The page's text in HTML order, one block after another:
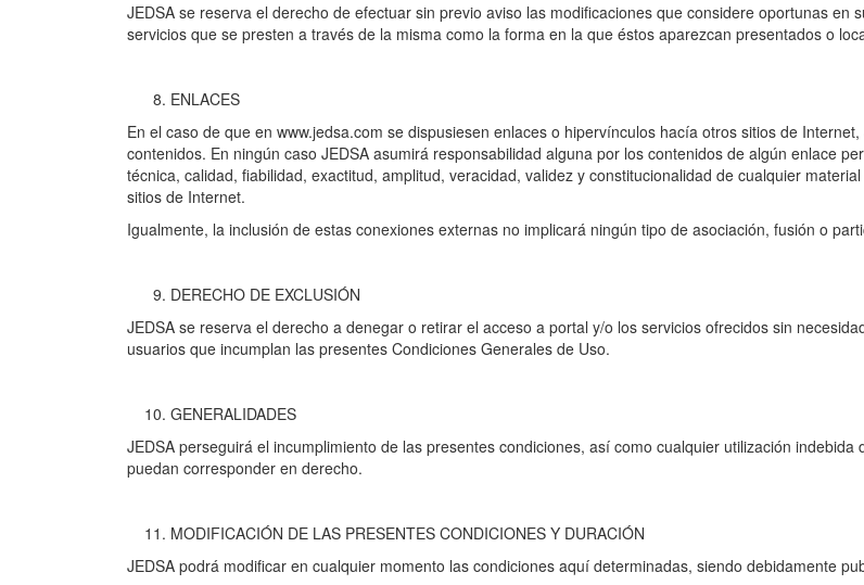
JEDSA se reserva el derecho de efectuar sin previo aviso las modificaciones que considere oportunas
servicios que se presten a través de la misma como la forma en la que éstos aparezcan presentados o
ENLACES
En el caso de que en www.jedsa.com se dispusiesen enlaces o hipervínculos hacía otros sitios de
contenidos. En ningún caso JEDSA asumirá responsabilidad alguna por los contenidos de algún enlace
técnica, calidad, fiabilidad, exactitud, amplitud, veracidad, validez y constitucionalidad de cualquier
sitios de Internet.
Igualmente, la inclusión de estas conexiones externas no implicará ningún tipo de asociación, fusión o
DERECHO DE EXCLUSIÓN
JEDSA se reserva el derecho a denegar o retirar el acceso a portal y/o los servicios ofrecidos sin
usuarios que incumplan las presentes Condiciones Generales de Uso.
GENERALIDADES
JEDSA perseguirá el incumplimiento de las presentes condiciones, así como cualquier utilización
puedan corresponder en derecho.
MODIFICACIÓN DE LAS PRESENTES CONDICIONES Y DURACIÓN
JEDSA podrá modificar en cualquier momento las condiciones aquí determinadas, siendo debidamente